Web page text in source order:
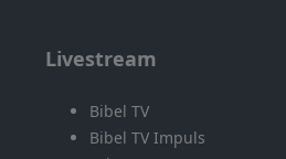
Livestream
Bibel TV
Bibel TV Impuls